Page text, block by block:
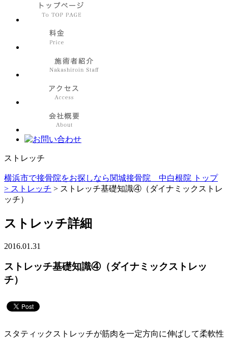
ストレッチ
横浜市で接骨院をお探しなら関城接骨院 中白根院 トップ
> ストレッチ > ストレッチ基礎知識④（ダイナミックストレ
ッチ）
ストレッチ詳細
2016.01.31
ストレッチ基礎知識④（ダイナミックストレッ
チ）
スタティックストレッチが筋肉を一定方向に伸ばして柔軟性